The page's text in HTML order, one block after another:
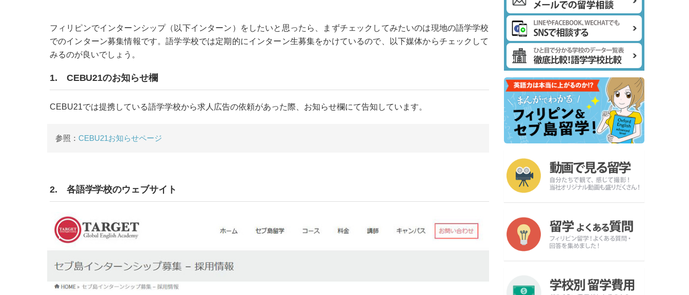
フィリピンでインターンシップ（以下インターン）をしたいと思ったら、まずチェックしてみたいのは現地の語学学校
でのインターン募集情報です。語学学校では定期的にインターン生募集をかけているので、以下媒体からチェックして
みるのが良いでしょう。
1. CEBU21のお知らせ欄
CEBU21では提携している語学学校から求人広告の依頼があった際、お知らせ欄にて告知しています。
参照： CEBU21お知らせページ
2. 各語学学校のウェブサイト